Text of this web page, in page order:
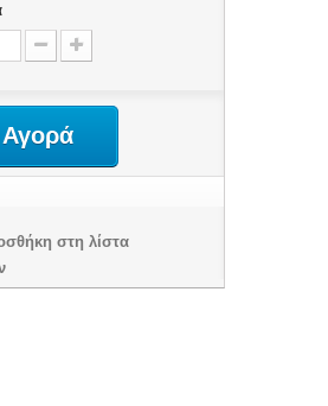
Αγορά
στη λίστα